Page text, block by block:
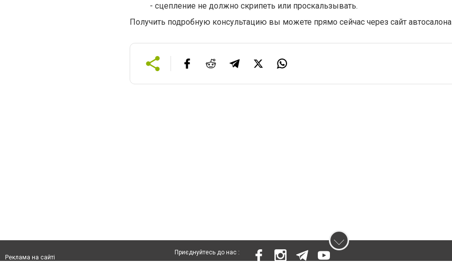
- сцепление не должно скрипеть или проскальзывать.
Получить подробную консультацию вы можете прямо сейчас через сайт автосалона
Реклама на сайті
Приєднуйтесь до нас :